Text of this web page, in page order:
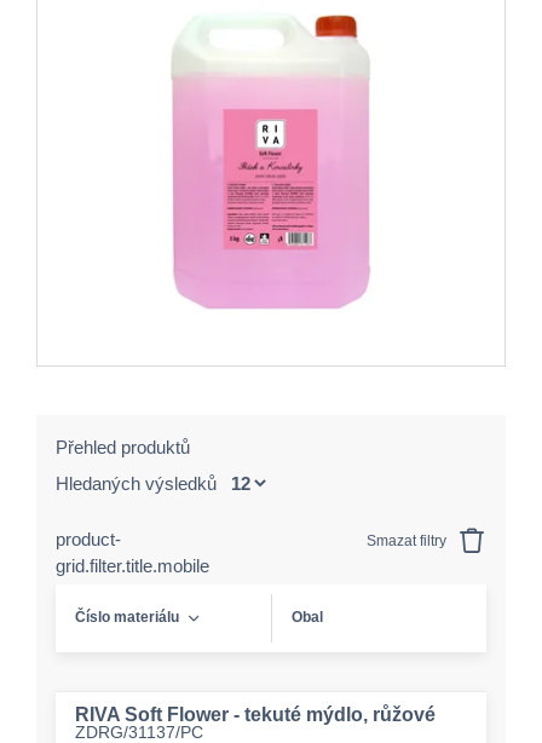
Přehled produktů
Hledaných výsledků
product-
grid.filter.title.mobile
Smazat filtry
Číslo materiálu Obal
RIVA Soft Flower - tekuté mýdlo, růžové
ZDRG/31137/PC